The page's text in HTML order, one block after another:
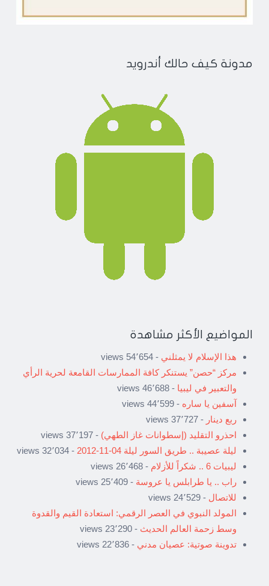
مدونة كيف حالك أندرويد
المواضيع الأكثر مشاهدة
هذا الإسلام لا يمثلني - 54٬654 views
مركز “حصن” يستنكر كافة الممارسات القامعة لحرية الرأي
والتعبير في ليبيا - 46٬688 views
آسفين يا ساره - 44٬599 views
ربع دينار - 37٬727 views
احذرو التقليد (إسطوانات غاز الطهي) - 37٬197 views
ليلة عصيبة .. طريق السور ليلة 04-11-2012
- 32٬034 views
ليبيات 6 .. شكراً للأزلام
- 26٬468 views
راب .. يا طرابلس يا عروسة - 25٬409 views
للاتصال - 24٬529 views
المولد النبوي في العصر الرقمي: استعادة القيم والقدوة
وسط زحمة العالم الحديث - 23٬290 views
تدوينة صوتية: عصيان مدني - 22٬836 views